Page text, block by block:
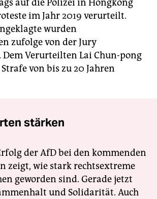
auf die Polizei in Hongkong
im Jahr 2019 verurteilt.
wurden
zufolge von der Jury
Dem Verurteilten Lai Chun-pong
von bis zu 20 Jahren
stärken
der AfD bei den kommenden
zeigt, wie stark rechtsextreme
geworden sind. Gerade jetzt
und Solidarität. Auch